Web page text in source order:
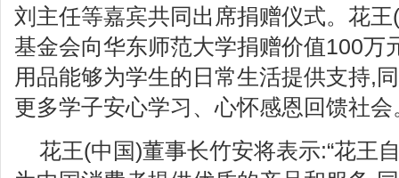
刘主任等嘉宾共同出席捐赠仪式。花
基金会向华东师范大学捐赠价值100万
用品能够为学生的日常生活提供支持,
更多学子安心学习、心怀感恩回馈社会
花王(中国)董事长竹安将表示:“花王